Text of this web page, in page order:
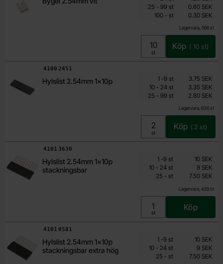
Lagervara, 566 st
0.30 SEK
Inklusive 25% moms
Enhet:
st
Köp ( 10 st)
25 - till
99 st
0.60 SEK
100 - till
st 0.30 SEK
Hylslist 2.54mm 1x10p
Art. nr
4100 2451
Lagervara, 636 st
Från
2.25 SEK
Inklusive 25% moms
Enhet:
st
Köp ( 2 st)
Mängdrabatt
Pris /st
1 -till
9 st
3.75 SEK
10 - till
24 st
3.35 SEK
25 - till
99 st 2.80 SEK
Hylslist 2.54mm 1x10p
stackningsbar
Art. nr
4101 3630
Lagervara, 429 st
Från
7.50 SEK
Inklusive 25% moms
Enhet:
st
Köp
Mängdrabatt
Pris /st
1 -till
9 st
10 SEK
10 - till
24 st
9 SEK
25 - till
st 7.50 SEK
Hylslist 2.54mm 1x10p
stackningsbar extra hög
Art. nr
4101 0581
Från
7.50 SEK
Inklusive 25% moms
Mängdrabatt
Pris /st
1 -till
9 st
10 SEK
10 - till
24 st
9 SEK
25 - till
st 7.50 SEK